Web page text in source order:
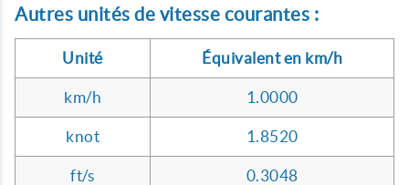
Autres unités de vitesse courantes :
Unité Équivalent en km/h
km/h 1.0000
knot 1.8520
ft/s 0.3048